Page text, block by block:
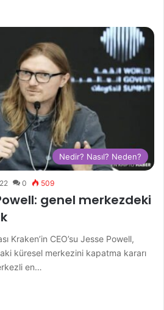
Nedir? Nasıl? Neden?
0 509
genel merkezdeki
Kraken’in CEO’su Jesse Powell,
küresel merkezini kapatma kararı
en…